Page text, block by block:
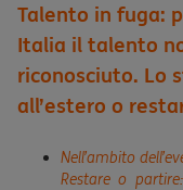
Talento in fuga:
Italia il talento
riconosciuto. Lo
all’estero o
Nell’ambito
Restare o